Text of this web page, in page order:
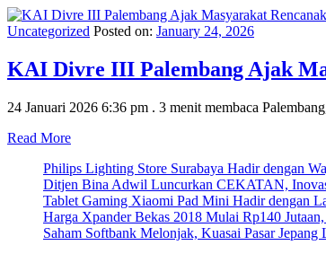
Uncategorized Posted on: January 24, 2026
KAI Divre III Palembang Ajak
24 Januari 2026 6:36 pm . 3 menit membaca
Read More
Philips Lighting Store Surabaya Hadir dengan
Ditjen Bina Adwil Luncurkan CEKATAN,
Tablet Gaming Xiaomi Pad Mini Hadir dengan
Harga Xpander Bekas 2018 Mulai Rp140
Saham Softbank Melonjak, Kuasai Pasar Jepang